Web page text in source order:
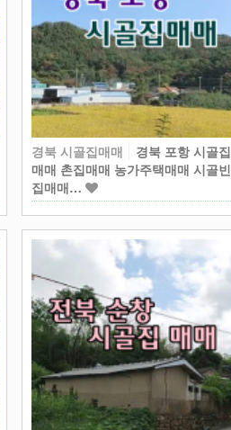
경북 시골집매매
경북 포항 시골집
매매 촌집매매 농가주택매매 시골빈
집매매…